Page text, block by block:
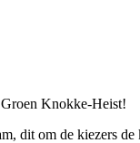
Knokke-Heist!
om de kiezers